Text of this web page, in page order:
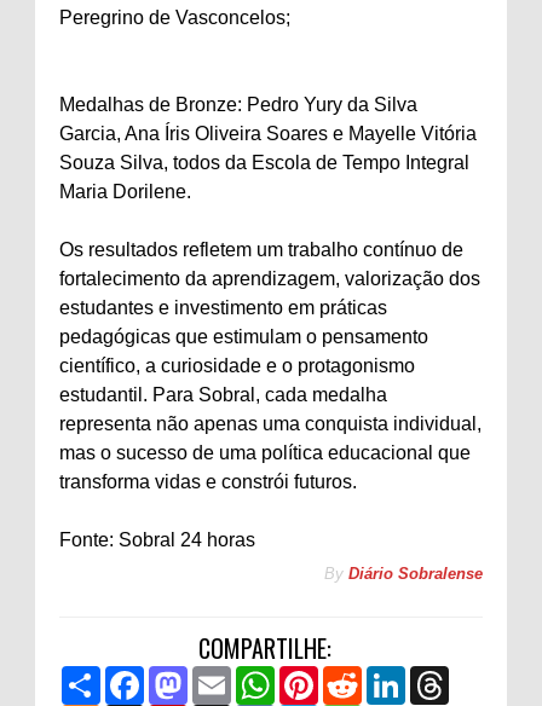
Peregrino de Vasconcelos;
Medalhas de Bronze: Pedro Yury da Silva
Garcia, Ana Íris Oliveira Soares e Mayelle Vitória
Souza Silva, todos da Escola de Tempo Integral
Maria Dorilene.
Os resultados refletem um trabalho contínuo de
fortalecimento da aprendizagem, valorização dos
estudantes e investimento em práticas
pedagógicas que estimulam o pensamento
científico, a curiosidade e o protagonismo
estudantil. Para Sobral, cada medalha
representa não apenas uma conquista individual,
mas o sucesso de uma política educacional que
transforma vidas e constrói futuros.
Fonte: Sobral 24 horas
By Diário Sobralense
COMPARTILHE:
S
h
F
M
E
m
W
h
P
R
L